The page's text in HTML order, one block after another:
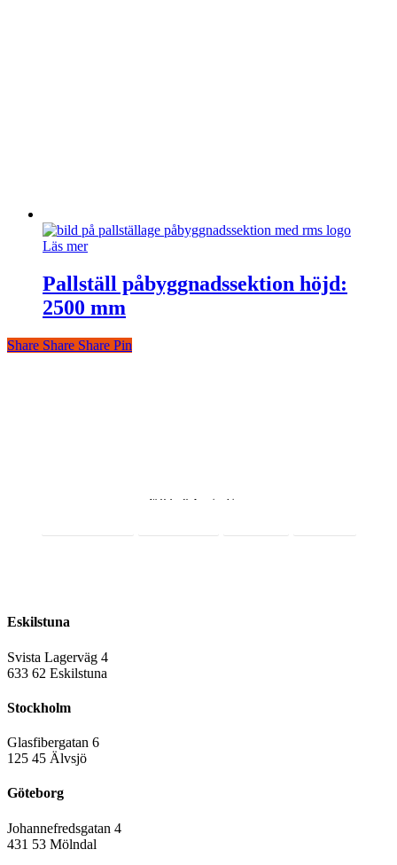
Läs mer
Pallställ påbyggnadssektion höjd:
2500 mm
Share
Share Share Share Pin
Webbshop för Lagerinredningar
Eskilstuna
Svista Lagerväg 4
633 62 Eskilstuna
Stockholm
Glasfibergatan 6
125 45 Älvsjö
Göteborg
Johannefredsgatan 4
431 53 Mölndal